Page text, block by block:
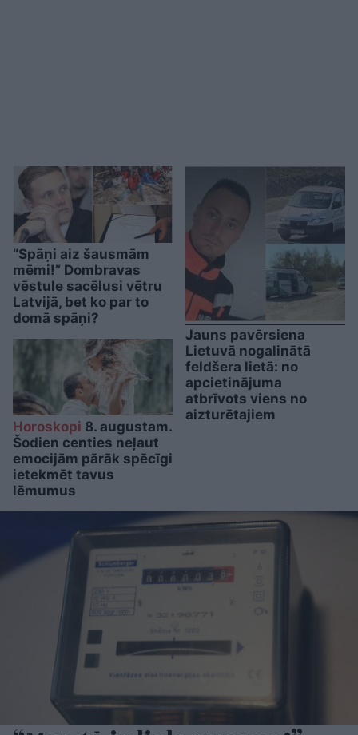
“Spāņi aiz šausmām
mēmi!” Dombravas
vēstule sacēlusi vētru
Latvijā, bet ko par to
domā spāņi?
Horoskopi 8. augustam.
Šodien centies neļaut
emocijām pārāk spēcīgi
ietekmēt tavus
lēmumus
Jauns pavērsiena
Lietuvā nogalinātā
feldšera lietā: no
apcietinājuma
atbrīvots viens no
aizturētajiem